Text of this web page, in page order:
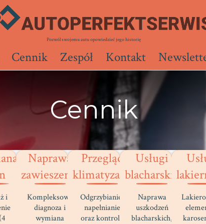
Pozwól swojemu autu opowiedzieć jego historię
Cennik Zespół Kontakt
Cennik
i
Naprawa
zawieszenia
Kompleksowa
diagnoza i
wymiana
Przegląd
klimatyzacji
Odgrzybianie,
napełnianie
oraz kontrola
Usługi
blacharskie
Naprawa
uszkodzeń
blacharskich,